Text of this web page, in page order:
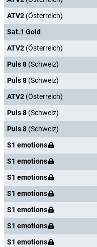
ATV2 (Österreich)
Sat.1 Gold
ATV2 (Österreich)
Puls 8 (Schweiz)
Puls 8 (Schweiz)
ATV2 (Österreich)
Puls 8 (Schweiz)
Puls 8 (Schweiz)
S1 emotions
S1 emotions
S1 emotions
S1 emotions
S1 emotions
S1 emotions
S1 emotions